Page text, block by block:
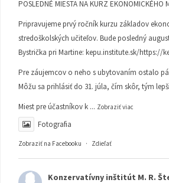
POSLEDNÉ MIESTA NA KURZ EKONOMICKÉHO
Pripravujeme prvý ročník kurzu základov
stredoškolských učiteľov. Bude posledný
Bystrička pri Martine: kepu.institute.sk/https://
Pre záujemcov o neho s ubytovaním ostalo
Môžu sa prihlásiť do 31. júla, čím skôr, tým
Miest pre účastníkov k ... Zobraziť viac
Fotografia
Zobraziť na Facebooku · Zdieľať
Konzervatívny inštitút M. R.